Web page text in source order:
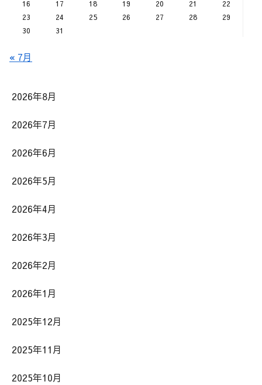
16
17 18 19 20 21
22
23
24 25 26 27 28
29
30
31
« 7月
2026年8月
2026年7月
2026年6月
2026年5月
2026年4月
2026年3月
2026年2月
2026年1月
2025年12月
2025年11月
2025年10月